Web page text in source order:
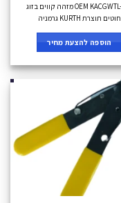
OEM KACGWTL-720 מזהה קווים בזוג
חוטים תוצרת KURTH גרמניה
הוספה להצעת מחיר